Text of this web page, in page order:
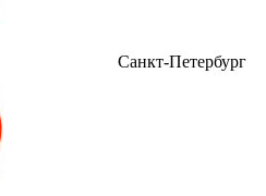
Санкт-Петербург